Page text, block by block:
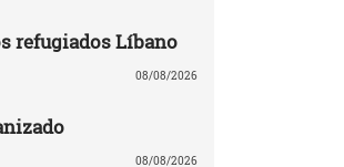
refugiados Líbano
08/08/2026
08/08/2026